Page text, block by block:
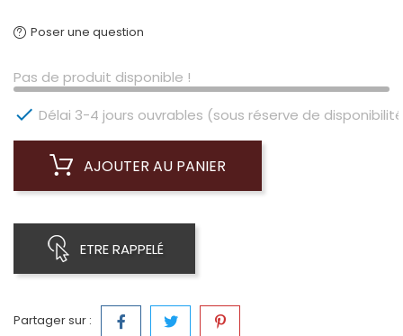
Poser une question
Pas de produit disponible !
 Délai 3-4 jours ouvrables (sous réserve de
AJOUTER AU PANIER
ETRE RAPPELÉ
Partager sur :